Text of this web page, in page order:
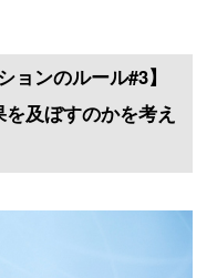
ョンのルール#3】
及ぼすのかを考え